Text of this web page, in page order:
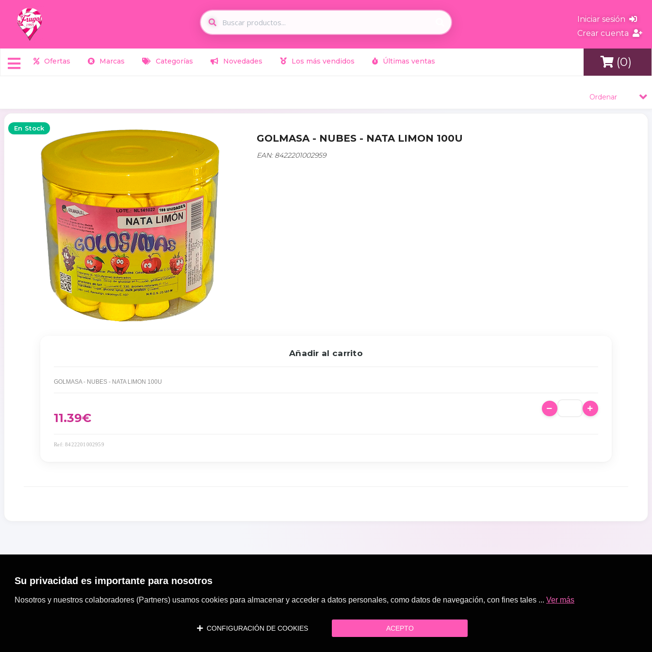
Iniciar sesión
Crear cuenta
Ofertas Marcas Categorías Novedades Los más vendidos Últimas ventas (0)
Ordenar
En Stock
GOLMASA - NUBES - NATA LIMON 100U
EAN: 8422201002959
Añadir al carrito
GOLMASA - NUBES - NATA LIMON 100U
11.39€
Ref: 8422201002959
Su privacidad es importante para nosotros
Nosotros y nuestros colaboradores (Partners) usamos cookies para almacenar y acceder a datos personales, como datos de navegación, con fines tales ... Ver más
CONFIGURACIÓN DE COOKIES ACEPTO